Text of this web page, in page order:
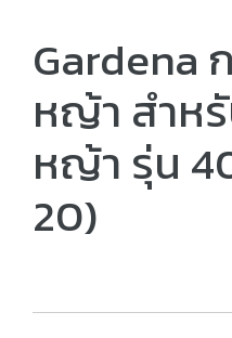
Gardena
หญ้า สำห
หญ้า รุ่น
20)